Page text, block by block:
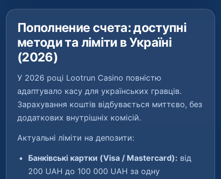
Пополнение счета: доступні
методи та ліміти в Україні
(2026)
У 2026 році Lootrun Casino повністю
адаптувало касу для українських гравців.
Зарахування коштів відбувається миттєво, без
додаткових внутрішніх комісій.
Актуальні ліміти на депозити:
Банківські картки (Visa / Mastercard): від
200 UAH до 100 000 UAH за одну